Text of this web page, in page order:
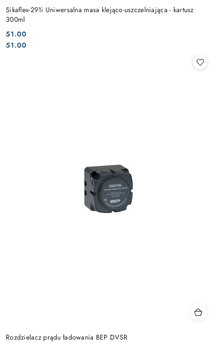
Sikaflex-291i Uniwersalna masa klejąco-uszczelniająca - kartusz
300ml
Cena:
51.00
Cena:
51.00
Rozdzielacz prądu ładowania BEP DVSR